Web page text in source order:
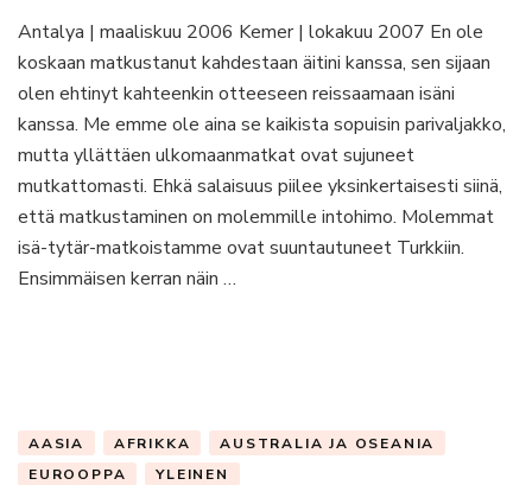
tytär-
matkoja
Turkkiin
Antalya | maaliskuu 2006 Kemer | lokakuu 2007 En ole
koskaan matkustanut kahdestaan äitini kanssa, sen sijaan
olen ehtinyt kahteenkin otteeseen reissaamaan isäni
kanssa. Me emme ole aina se kaikista sopuisin parivaljakko,
mutta yllättäen ulkomaanmatkat ovat sujuneet
mutkattomasti. Ehkä salaisuus piilee yksinkertaisesti siinä,
että matkustaminen on molemmille intohimo. Molemmat
isä-tytär-matkoistamme ovat suuntautuneet Turkkiin.
Ensimmäisen kerran näin …
AASIA AFRIKKA
AUSTRALIA JA OSEANIA
EUROOPPA
YLEINEN